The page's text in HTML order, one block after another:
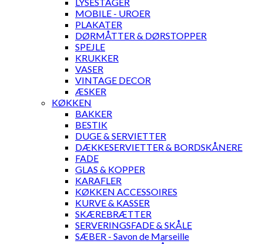
MOBILE - UROER
PLAKATER
DØRMÅTTER & DØRSTOPPER
SPEJLE
KRUKKER
VASER
VINTAGE DECOR
ÆSKER
KØKKEN
BAKKER
BESTIK
DUGE & SERVIETTER
DÆKKESERVIETTER & BORDSKÅNERE
FADE
GLAS & KOPPER
KARAFLER
KØKKEN ACCESSOIRES
KURVE & KASSER
SKÆREBRÆTTER
SERVERINGSFADE & SKÅLE
SÆBER - Savon de Marseille